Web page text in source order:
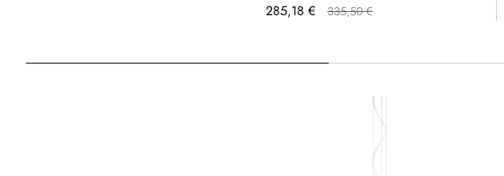
Prezzo
285,18 € 335,50 €